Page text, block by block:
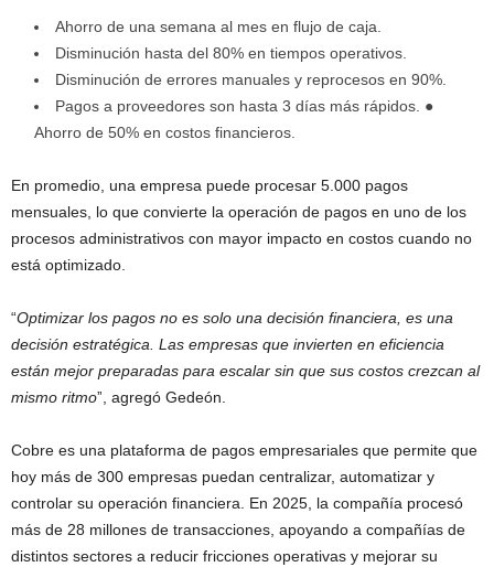
Ahorro de una semana al mes en flujo de caja.
Disminución hasta del 80% en tiempos operativos.
Disminución de errores manuales y reprocesos en 90%.
Pagos a proveedores son hasta 3 días más rápidos. ●
Ahorro de 50% en costos financieros.
En promedio, una empresa puede procesar 5.000 pagos
mensuales, lo que convierte la operación de pagos en uno de los
procesos administrativos con mayor impacto en costos cuando no
está optimizado.
“Optimizar los pagos no es solo una decisión financiera, es una
decisión estratégica. Las empresas que invierten en eficiencia
están mejor preparadas para escalar sin que sus costos crezcan al
mismo ritmoˮ, agregó Gedeón.
Cobre es una plataforma de pagos empresariales que permite que
hoy más de 300 empresas puedan centralizar, automatizar y
controlar su operación financiera. En 2025, la compañía procesó
más de 28 millones de transacciones, apoyando a compañías de
distintos sectores a reducir fricciones operativas y mejorar su